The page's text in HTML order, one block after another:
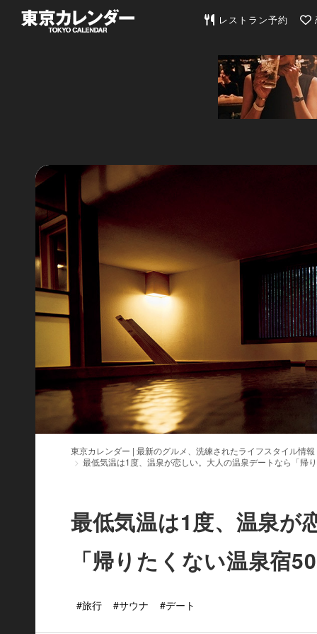
東京カレンダー | 最新
レストラン予約
東京カレンダー | 最新のグルメ、洗練されたライフスタイル情報
最低気温は1度、温泉が恋しい。大人の温泉デートなら「帰
最低気温は1度、温泉が
「帰りたくない温泉宿
#旅行 #サウナ #デート